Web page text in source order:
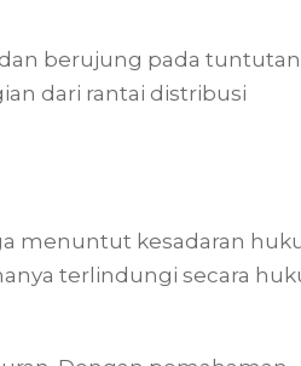
berujung pada tuntutan
dari rantai distribusi
menuntut kesadaran
terlindungi secara